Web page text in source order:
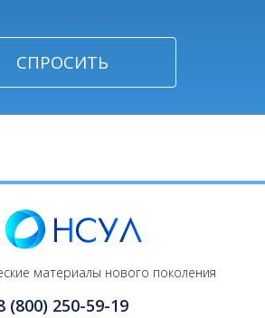
материалы нового поколения
(800) 250-59-19